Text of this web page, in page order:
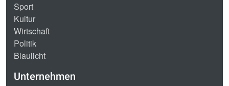
Sport
Kultur
Wirtschaft
Politik
Blaulicht
Unternehmen